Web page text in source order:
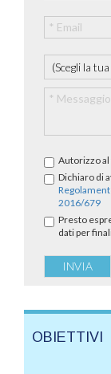
Autorizzo
Dichiaro di
2016/679
Presto
dati per
OBIETTIVI